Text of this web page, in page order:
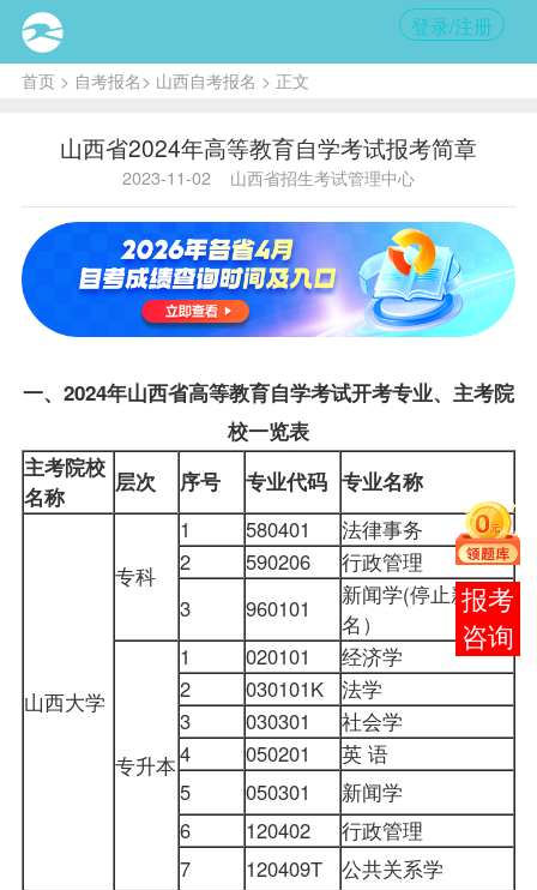
登录/注册
首页> 自考报名> 山西自考报名 > 正文
山西省2024年高等教育自学考试报考简章
2023-11-02 山西省招生考试管理中心
一、2024年山西省高等教育自学考试开考专业、主考院
校一览表
主考院校
名称
层次 序号 专业代码 专业名称
山西大学
专科
1 580401
法律事务
2
590206
行政管理
3
960101
新闻学(停止新生报
名）
专升本
1 020101
经济学
2
030101K
法学
3
030301
社会学
4
050201
英 语
5
050301
新闻学
6
120402
行政管理
7
120409T 公共关系学
在线
客服